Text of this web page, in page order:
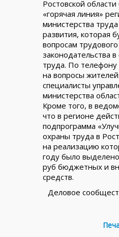
Ростовской
«горячая линия»
министерства
развития, которая
вопросам трудового
законодательства
труда. По
на вопросы
специалисты
министерства
Кроме того, в
что в регионе
подпрограмма
охраны труда в
на реализацию
году было
руб бюджетных и
средств.
Деловое